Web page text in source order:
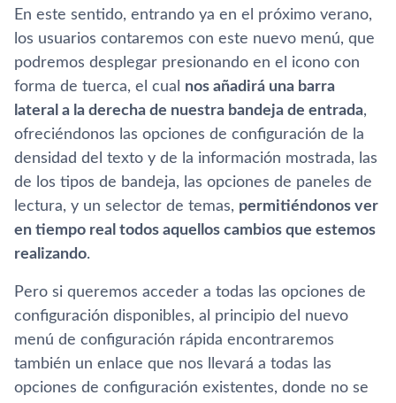
En este sentido, entrando ya en el próximo verano,
los usuarios contaremos con este nuevo menú, que
podremos desplegar presionando en el icono con
forma de tuerca, el cual nos añadirá una barra
lateral a la derecha de nuestra bandeja de entrada,
ofreciéndonos las opciones de configuración de la
densidad del texto y de la información mostrada, las
de los tipos de bandeja, las opciones de paneles de
lectura, y un selector de temas, permitiéndonos ver
en tiempo real todos aquellos cambios que estemos
realizando.
Pero si queremos acceder a todas las opciones de
configuración disponibles, al principio del nuevo
menú de configuración rápida encontraremos
también un enlace que nos llevará a todas las
opciones de configuración existentes, donde no se